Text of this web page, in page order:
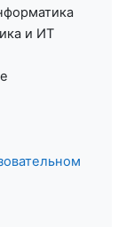
и ИТ